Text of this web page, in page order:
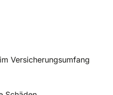
im Versicherungsumfang